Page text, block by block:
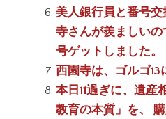
美人銀行員と番号
寺さんが羨ましい
号ゲットしました。
西園寺は、ゴルゴ13
本日11過ぎに、遺産
教育の本質」を、